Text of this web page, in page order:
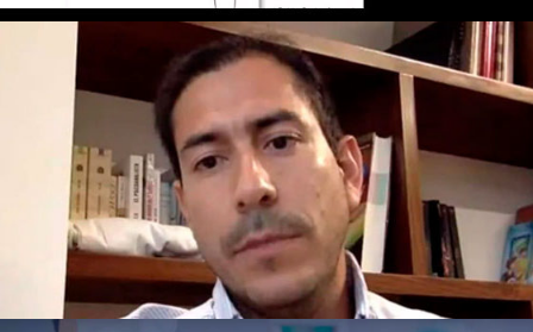
CÁNCER GÁSTRICO – 12 DE MAYO DE 2020
– ARICA
Capítulos Regionales